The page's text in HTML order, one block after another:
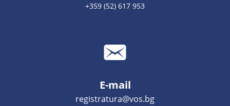
+359 (52) 617 953
E-mail
registratura@vos.bg